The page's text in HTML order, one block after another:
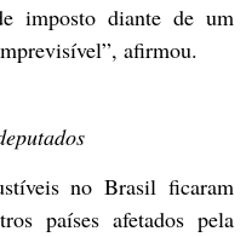
imposto diante de um
afirmou.
no Brasil ficaram
países afetados pela